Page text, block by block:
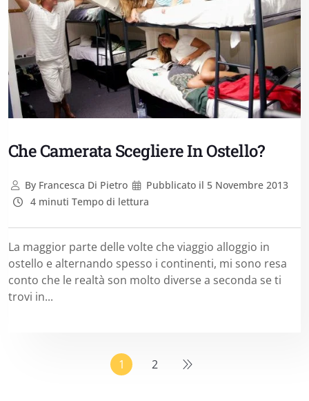
Che Camerata Scegliere In Ostello?
ByFrancesca Di Pietro Pubblicato il 5 Novembre 2013
4 minuti Tempo di lettura
La maggior parte delle volte che viaggio alloggio in
ostello e alternando spesso i continenti, mi sono resa
conto che le realtà son molto diverse a seconda se ti
trovi in...
1 2